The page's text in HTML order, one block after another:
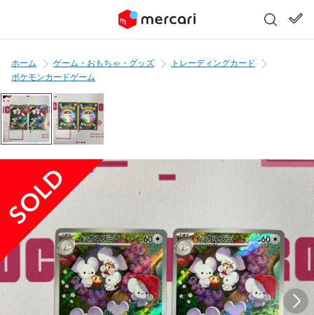
ホーム ゲーム・おもちゃ・グッズ
トレーディングカード
ポケモンカードゲーム